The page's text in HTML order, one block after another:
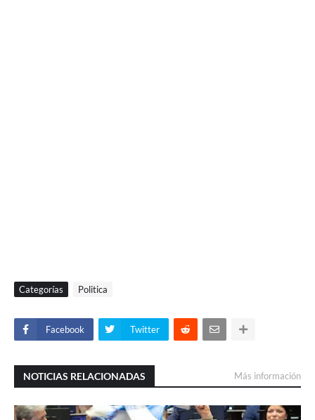
Categorías Politica
Facebook Twitter
NOTICIAS RELACIONADAS Más información